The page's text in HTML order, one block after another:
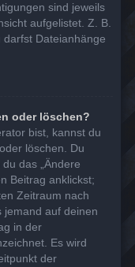
sind jeweils
aufgelistet. Z. B.
darfst Dateianhänge
oder löschen?
bist, kannst du
löschen. Du
das „Ändere
Beitrag anklickst;
Zeitraum nach
jemand auf deinen
in der
Es wird
der